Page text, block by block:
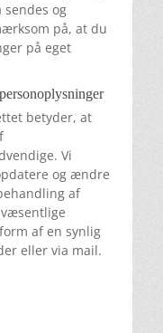
og
på, at du
på eget
betyder, at
Vi
og ændre
af
af en synlig
eller via mail.